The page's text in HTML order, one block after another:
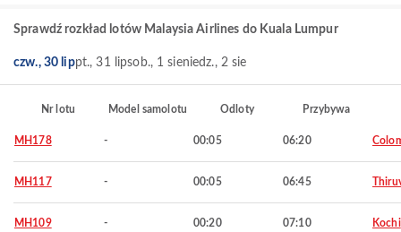
Sprawdź rozkład lotów Malaysia Airlines do Kuala Lumpur
czw., 30 lippt., 31 lipsob., 1 sieniedz., 2 sie
Nr lotu Model samolotu Odloty Przybywa
MH178 - 00:05 06:20
MH117 - 00:05 06:45
MH109 - 00:20 07:10 Kochi